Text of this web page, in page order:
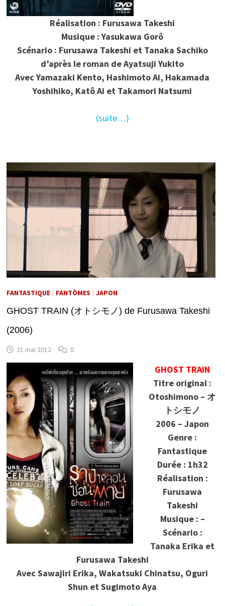
Réalisation : Furusawa Takeshi
Musique : Yasukawa Gorô
Scénario : Furusawa Takeshi et Tanaka Sachiko
d’après le roman de Ayatsuji Yukito
Avec Yamazaki Kento, Hashimoto Ai, Hakamada
Yoshihiko, Katô Ai et Takamori Natsumi
(suite…)
FANTASTIQUE/ FANTÔMES / JAPON
GHOST TRAIN (オトシモノ) de Furusawa Takeshi
(2006)
31 mai 2012 0
GHOST TRAIN
Titre original :
Otoshimono – オ
トシモノ
2006 – Japon
Genre :
Fantastique
Durée : 1h32
Réalisation :
Furusawa
Takeshi
Musique : –
Scénario :
Tanaka Erika et
Furusawa Takeshi
Avec Sawajiri Erika, Wakatsuki Chinatsu, Oguri
Shun et Sugimoto Aya